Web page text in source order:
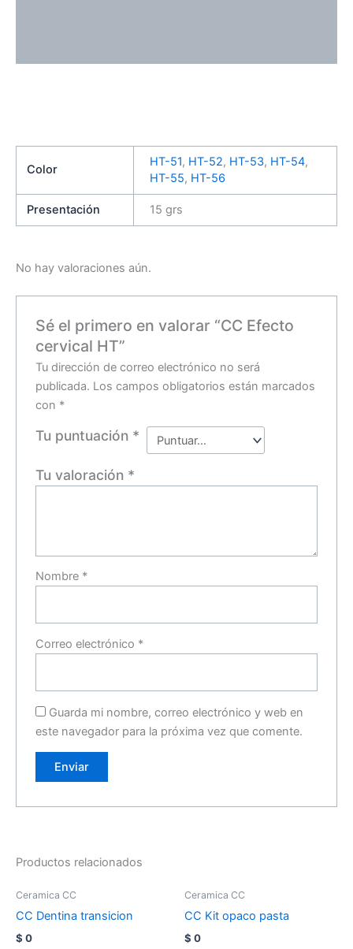
Color
HT-51, HT-52, HT-53, HT-54,
HT-55, HT-56
Presentación 15 grs
No hay valoraciones aún.
Sé el primero en valorar “CC Efecto
cervical HT”
Tu dirección de correo electrónico no será
publicada. Los campos obligatorios están marcados
con *
Tu puntuación *
Tu valoración *
Nombre *
Correo electrónico *
Guarda mi nombre, correo electrónico y web en
este navegador para la próxima vez que comente.
Productos relacionados
Ceramica CC
CC Dentina transicion
$ 0
Ceramica CC
CC Kit opaco pasta
$ 0